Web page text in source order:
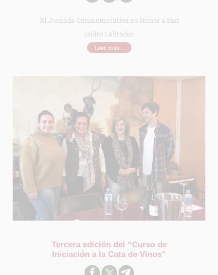
XI Jornada Conmemorativa en Honor a San
Isidro Labrador
Leer más...
Tercera edición del “Curso de
Iniciación a la Cata de Vinos”